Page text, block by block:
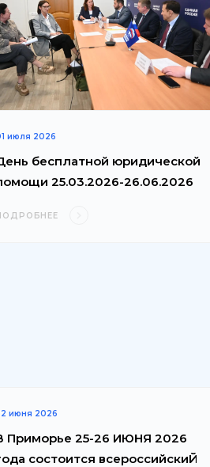
июля 2026
бесплатной юридической
25.03.2026-26.06.2026
июня 2026
Приморье 25-26 ИЮНЯ 2026
состоится всероссийскиЙ